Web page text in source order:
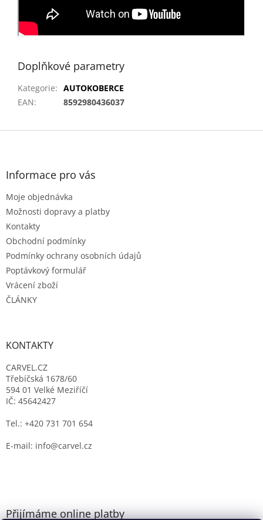
Doplňkové parametry
Kategorie: AUTOKOBERCE
EAN: 8592980436037
Z
Informace pro vás
Moje objednávka
Možnosti dopravy a platby
Kontakty
Obchodní podmínky
Podmínky ochrany osobních údajů
Poptávkový formulář
Vrácení zboží
ČLÁNKY
KONTAKTY
CARVEL.CZ
Třebíčská 1678/60
594 01 Velké Meziříčí
IČ: 45642427
Tel.: +420 731 701 654
E-mail: info@carvel.cz
Přijímáme online platby